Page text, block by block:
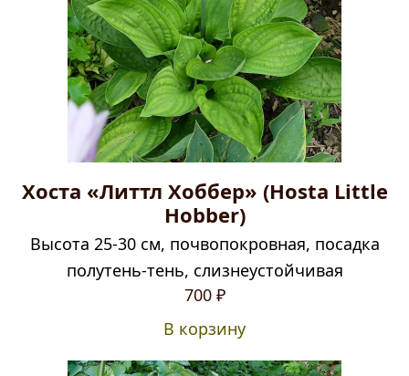
Хоста «Литтл Хоббер» (Hosta Little
Hobber)
Высота 25-30 см, почвопокровная, посадка
полутень-тень, слизнеустойчивая
700 ₽
В корзину